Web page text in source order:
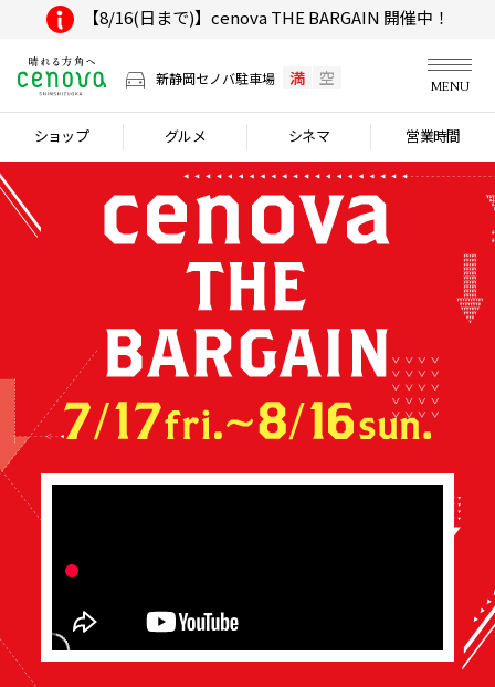
【8/16(日まで)】cenova THE BARGAIN 開催中！
新静岡セノバ駐車場 満 空 MENU
ショップ グルメ シネマ 営業時間